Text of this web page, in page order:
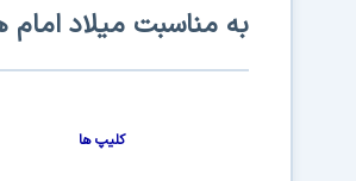
به مناسبت میلاد امام
کلیپ ها